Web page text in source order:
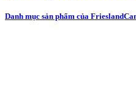
Danh mục sản phẩm của